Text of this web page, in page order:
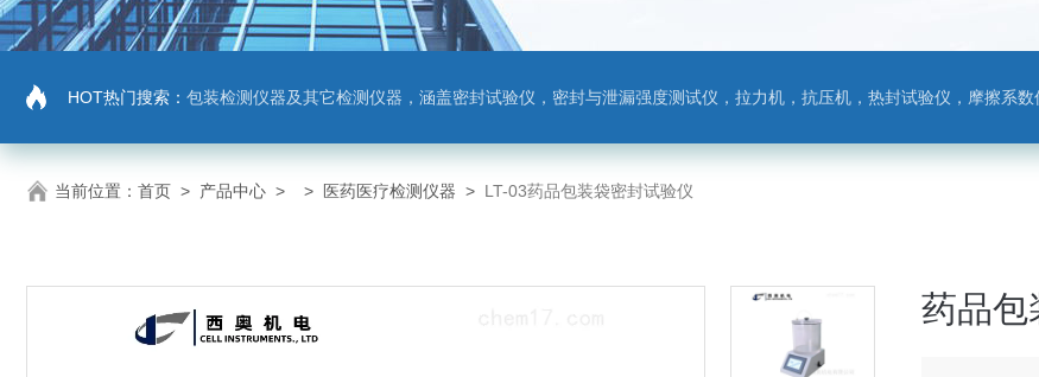
HOT热门搜索： 包装检测仪器及其它检测仪器，涵盖密封试验仪，密封与泄漏强度测试仪，拉力机，抗压机，热封试验仪，摩擦系数仪，剥离力测试仪，医药包装检测仪，冲击试验仪，安瓿瓶折断力测试仪，垂直度偏差测试仪，扭矩仪，手提袋
当前位置： 首页 > 产品中心 > > 医药医疗检测仪器 > LT-03药品包装袋密封试验仪
药品包